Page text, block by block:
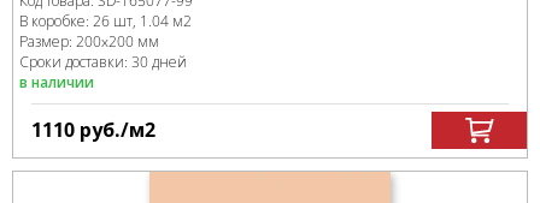
В коробке: 26 шт, 1.04 м2
Размер: 200x200 мм
Сроки доставки: 30 дней
в наличии
1110 руб./м2